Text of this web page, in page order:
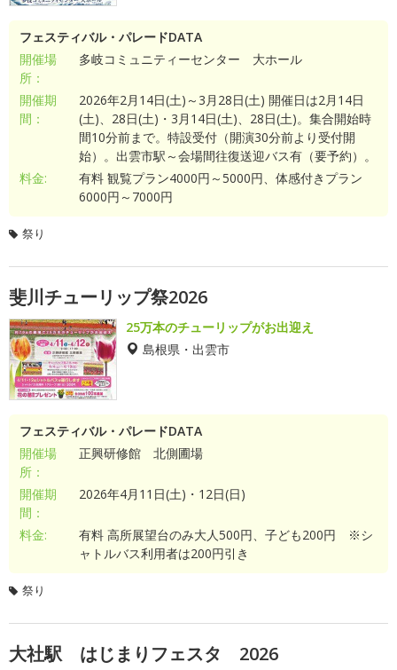
フェスティバル・パレードDATA
開催場
所：
多岐コミュニティーセンター 大ホール
開催期
間：
2026年2月14日(土)～3月28日(土) 開催日は2月14日
(土)、28日(土)・3月14日(土)、28日(土)。集合開始時
間10分前まで。特設受付（開演30分前より受付開
始）。出雲市駅～会場間往復送迎バス有（要予約）。
料金:
有料 観覧プラン4000円～5000円、体感付きプラン
6000円～7000円
祭り
斐川チューリップ祭2026
25万本のチューリップがお出迎え
島根県・出雲市
フェスティバル・パレードDATA
開催場
所：
正興研修館 北側圃場
開催期
間：
2026年4月11日(土)・12日(日)
料金:
有料 高所展望台のみ大人500円、子ども200円 ※シ
ャトルバス利用者は200円引き
祭り
大社駅 はじまりフェスタ 2026